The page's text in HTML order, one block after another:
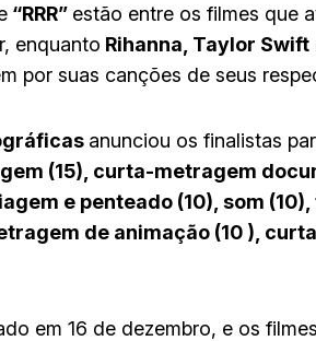
“RRR” estão entre os filmes que
enquanto Rihanna, Taylor Swift
por suas canções de seus
anunciou os finalistas
(15), curta-metragem
e penteado (10), som
de animação (10 ),
em 16 de dezembro, e os